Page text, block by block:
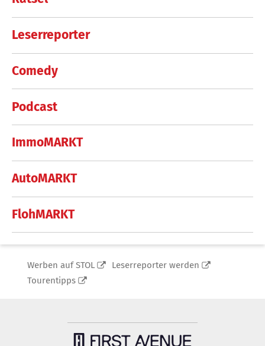
Leserreporter
Comedy
Podcast
ImmoMARKT
AutoMARKT
FlohMARKT
Werben auf STOL
Leserreporter werden
Tourentipps